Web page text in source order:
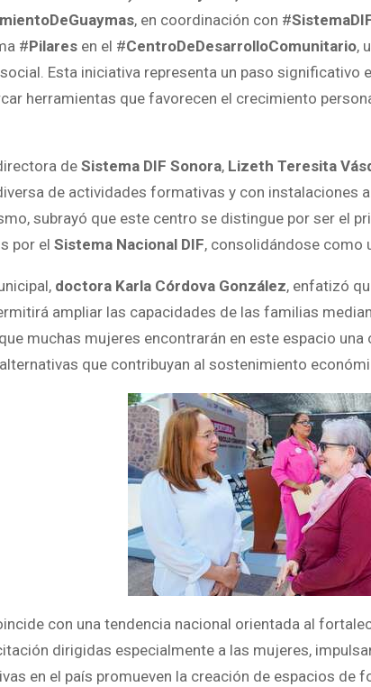
, en coordinación con #
#Pilares en el #CentroDeDesarrolloComunitario,
Esta iniciativa representa un paso significativo
herramientas que favorecen el crecimiento
de Sistema DIF Sonora, Lizeth Teresita
de actividades formativas y con instalaciones
subrayó que este centro se distingue por ser el
por el Sistema Nacional DIF, consolidándose como
doctora Karla Córdova González, enfatizó
ampliar las capacidades de las familias
muchas mujeres encontrarán en este espacio
que contribuyan al sostenimiento
con una tendencia nacional orientada al
dirigidas especialmente a las mujeres,
en el país promueven la creación de espacios de